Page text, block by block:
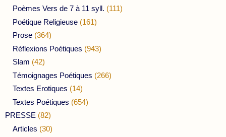
Poèmes Vers de 7 à 11 syll. (111)
Poétique Religieuse (161)
Prose (364)
Réflexions Poétiques (943)
Slam (42)
Témoignages Poétiques (266)
Textes Erotiques (14)
Textes Poétiques (654)
PRESSE (82)
Articles (30)